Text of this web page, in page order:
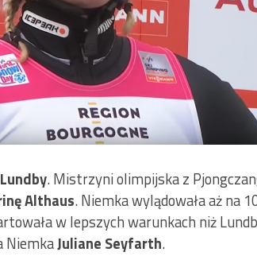
. Mistrzyni olimpijska z
Althaus. Niemka wylądowała aż na
w lepszych warunkach niż
NiemkaJuliane Seyfarth.